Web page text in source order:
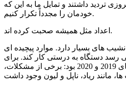
تردید داشتند و تمایل ما به این كه
خودمان را مجدداً تكرار كنیم.
اعداد مثل همیشه صحبت کرده اند.
های بسیار دارد. موارد پیچیده ای
دستگاه به درستی کار کند. برای
ما زمستان بین سال های 2019 و 2020 بود: برخی از مشکلات،